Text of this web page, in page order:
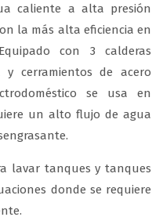
caliente a alta presión
la más alta eficiencia en
con 3 calderas
cerramientos de acero
se usa en
un alto flujo de agua
lavar tanques y tanques
donde se requiere